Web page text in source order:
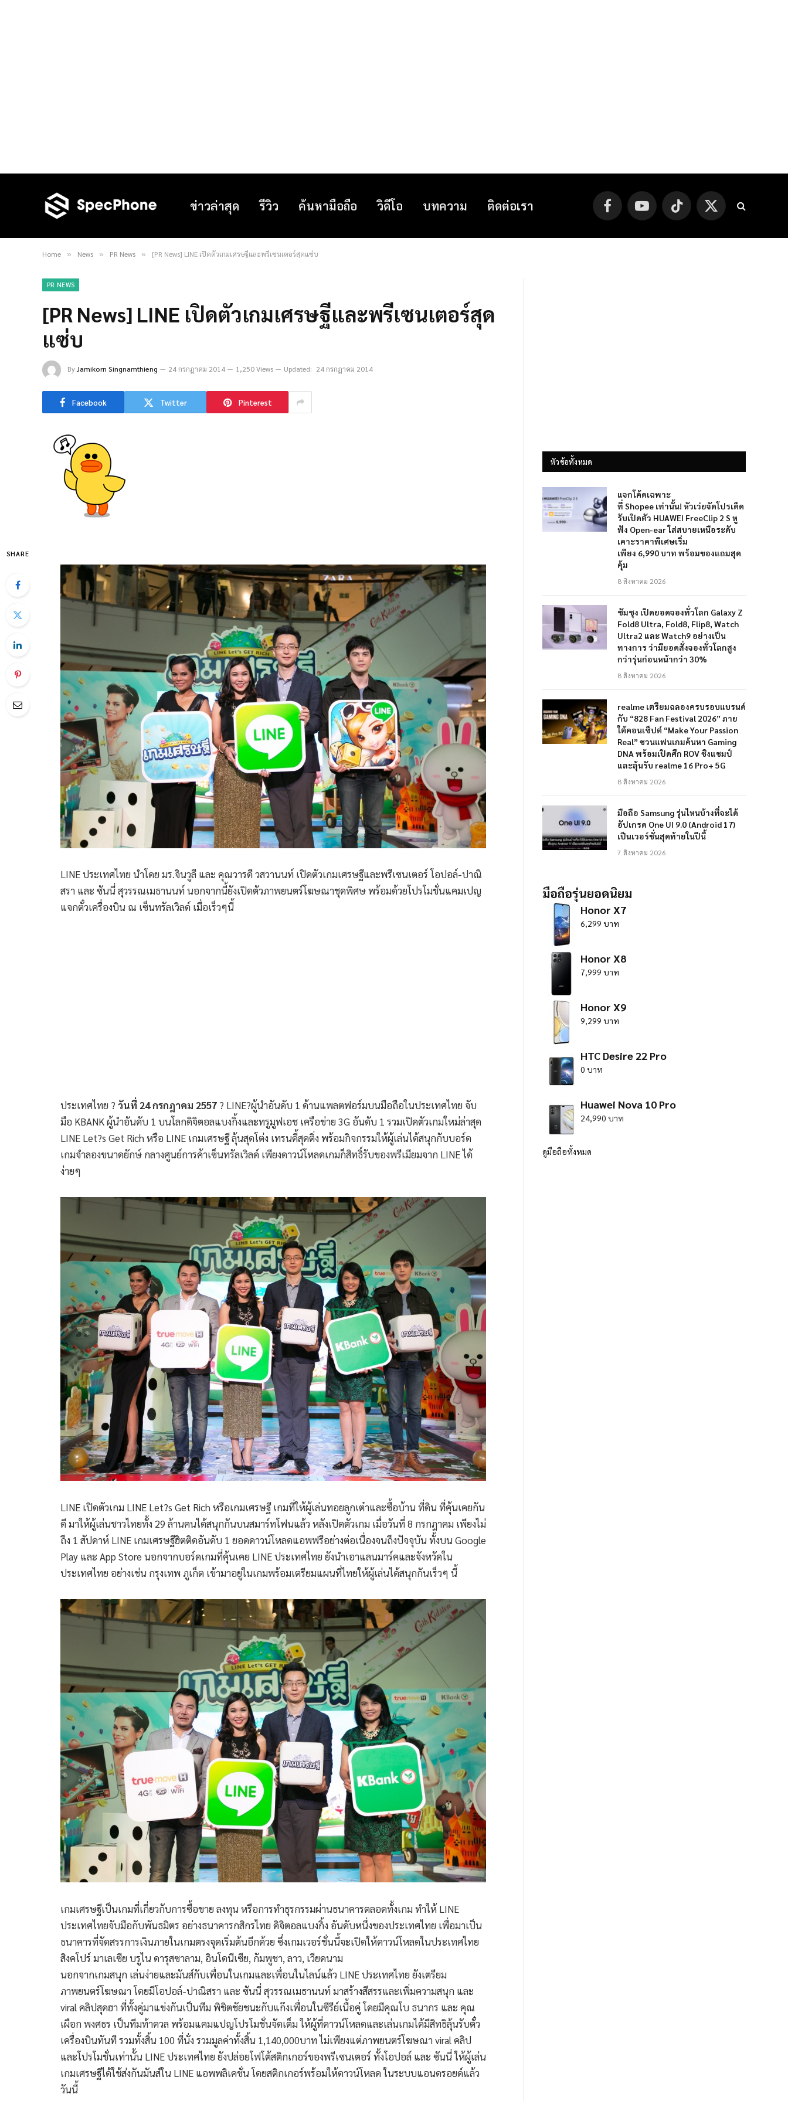
ข่าวล่าสุด รีวิว ค้นหามือถือ วิดีโอ บทความ ติดต่อเรา FacebookYouTube TikTok
X
(Twitter)
Home » News » PR News » [PR News] LINE เปิดตัวเกมเศรษฐีและพรีเซนเตอร์สุดแซ่บ
PR NEWS
[PR News] LINE เปิดตัวเกมเศรษฐีและพรีเซนเตอร์สุด
แซ่บ
ByJamikorn Singnamthieng 24 กรกฎาคม 2014 1,250 Views Updated: 24 กรกฎาคม 2014
Facebook Twitter Pinterest
SHARE
LINE ประเทศไทย นำโดย มร.จินวูลี และ คุณวารดี วสวานนท์ เปิดตัวเกมเศรษฐีและพรีเซนเตอร์ โอปอล์-ปาณิ
สรา และ ซันนี่ สุวรรณเมธานนท์ นอกจากนี้ยังเปิดตัวภาพยนตร์โฆษณาชุดพิศษ พร้อมด้วยโปรโมชั่นแคมเปญ
แจกตั๋วเครื่องบิน ณ เซ็นทรัลเวิลด์ เมื่อเร็วๆนี้
ประเทศไทย ? วันที่ 24 กรกฎาคม 2557 ? LINE?ผู้นำอันดับ 1 ด้านแพลตฟอร์มบนมือถือในประเทศไทย จับ
มือ KBANK ผู้นำอันดับ 1 บนโลกดิจิตอลแบงกิ้งและทรูมูฟเอช เครือข่าย 3G อันดับ 1 รวมเปิดตัวเกมใหม่ล่าสุด
LINE Let?s Get Rich หรือ LINE เกมเศรษฐี ลุ้นสุดโต่ง เทรนดี้สุดติ่ง พร้อมกิจกรรมให้ผู้เล่นได้สนุกกับบอร์ด
เกมจำลองขนาดยักษ์ กลางศูนย์การค้าเซ็นทรัลเวิลด์ เพียงดาวน์โหลดเกมก็สิทธิ์รับของพรีเมียมจาก LINE ได้
ง่ายๆ
LINE เปิดตัวเกม LINE Let?s Get Rich หรือเกมเศรษฐี เกมที่ให้ผู้เล่นทอยลูกเต๋าและซื้อบ้าน ที่ดิน ที่คุ้นเคยกัน
ดี มาให้ผู้เล่นชาวไทยทั้ง 29 ล้านคนได้สนุกกันบนสมาร์ทโฟนแล้ว หลังเปิดตัวเกม เมื่อวันที่ 8 กรกฎาคม เพียงไม่
ถึง 1 สัปดาห์ LINE เกมเศรษฐีฮิตติดอันดับ 1 ยอดดาวน์โหลดแอพฟรีอย่างต่อเนื่องจนถึงปัจจุบัน ทั้งบน Google
Play และ App Store นอกจากบอร์ดเกมที่คุ้นเคย LINE ประเทศไทย ยังนำเอาแลนมาร์คและจังหวัดใน
ประเทศไทย อย่างเช่น กรุงเทพ ภูเก็ต เข้ามาอยู่ในเกมพร้อมเตรียมแผนที่ไทยให้ผู้เล่นได้สนุกกันเร็วๆ นี้
เกมเศรษฐีเป็นเกมที่เกี่ยวกับการซื้อขาย ลงทุน หรือการทำธุรกรรมผ่านธนาคารตลอดทั้งเกม ทำให้ LINE
ประเทศไทยจับมือกับพันธมิตร อย่างธนาคารกสิกรไทย ดิจิตอลแบงกิ้ง อันดับหนึ่งของประเทศไทย เพื่อมาเป็น
ธนาคารที่จัดสรรการเงินภายในเกมตรงจุดเริ่มต้นอีกด้วย ซึ่งเกมเวอร์ชั่นนี้จะเปิดให้ดาวน์โหลดในประเทศไทย
สิงคโปร์ มาเลเซีย บรูไน ดารุสซาลาม, อินโดนีเซีย, กัมพูชา, ลาว, เวียดนาม
นอกจากเกมสนุก เล่นง่ายและมันส์กับเพื่อนในเกมและเพื่อนในไลน์แล้ว LINE ประเทศไทย ยังเตรียม
ภาพยนตร์โฆษณา โดยมีโอปอล์-ปาณิสรา และ ซันนี่ สุวรรณเมธานนท์ มาสร้างสีสรรและเพิ่มความสนุก และ
viral คลิปสุดฮา ที่ทั้งคู่มาแข่งกันเป็นทีม พิชิตชัยชนะกับแก๊งเพื่อนในซีรีย์เนื้อคู่ โดยมีคุณโบ ธนากร และ คุณ
เผือก พงศธร เป็นทีมท้าดวล พร้อมแคมแปญโปรโมชั่นจัดเต็ม ให้ผู้ที่ดาวน์โหลดและเล่นเกมได้มีสิทธิลุ้นรับตั๋ว
เครื่องบินทันที รวมทั้งสิ้น 100 ที่นั่ง รวมมูลค่าทั้งสิ้น 1,140,000บาท ไม่เพียงแต่ภาพยนตร์โฆษณา viral คลิป
และโปรโมชั่นเท่านั้น LINE ประเทศไทย ยังปล่อยโฟโต้สติกเกอร์ของพรีเซนเตอร์ ทั้งโอปอล์ และ ซันนี่ ให้ผู้เล่น
เกมเศรษฐีได้ใช้ส่งกันมันส์ใน LINE แอพพลิเคชั่น โดยสติกเกอร์พร้อมให้ดาวน์โหลด ในระบบแอนดรอยด์แล้ว
วันนี้
หัวข้อทั้งหมด
แจกโค้ดเฉพาะ
ที่ Shopee เท่านั้น! หัวเว่ยจัดโปรเด็ด
รับเปิดตัว HUAWEI FreeClip 2 S หู
ฟัง Open-ear ใส่สบายเหนือระดับ
เคาะราคาพิเศษเริ่ม
เพียง 6,990 บาท พร้อมของแถมสุด
คุ้ม
8 สิงหาคม 2026
ซัมซุง เปิดยอดจองทั่วโลก Galaxy Z
Fold8 Ultra, Fold8, Flip8, Watch
Ultra2 และ Watch9 อย่างเป็น
ทางการ ว่ามียอดสั่งจองทั่วโลกสูง
กว่ารุ่นก่อนหน้ากว่า 30%
8 สิงหาคม 2026
realme เตรียมฉลองครบรอบแบรนด์
กับ “828 Fan Festival 2026” ภาย
ใต้คอนเซ็ปต์ “Make Your Passion
Real” ชวนแฟนเกมค้นหา Gaming
DNA พร้อมเปิดศึก ROV ชิงแชมป์
และลุ้นรับ realme 16 Pro+ 5G
8 สิงหาคม 2026
มือถือ Samsung รุ่นไหนบ้างที่จะได้
อัปเกรด One UI 9.0 (Android 17)
เป็นเวอร์ชั่นสุดท้ายในปีนี้
7 สิงหาคม 2026
มือถือรุ่นยอดนิยม
Honor X7
6,299 บาท
Honor X8
7,999 บาท
Honor X9
9,299 บาท
HTC Desire 22 Pro
0 บาท
Huawei Nova 10 Pro
24,990 บาท
ดูมือถือทั้งหมด